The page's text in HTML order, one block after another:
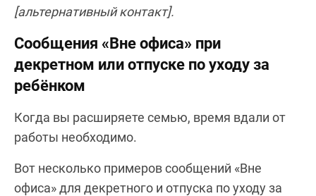
[альтернативный контакт].
Сообщения «Вне офиса» при
декретном или отпуске по уходу за
ребёнком
Когда вы расширяете семью, время вдали от
работы необходимо.
Вот несколько примеров сообщений «Вне
офиса» для декретного и отпуска по уходу за